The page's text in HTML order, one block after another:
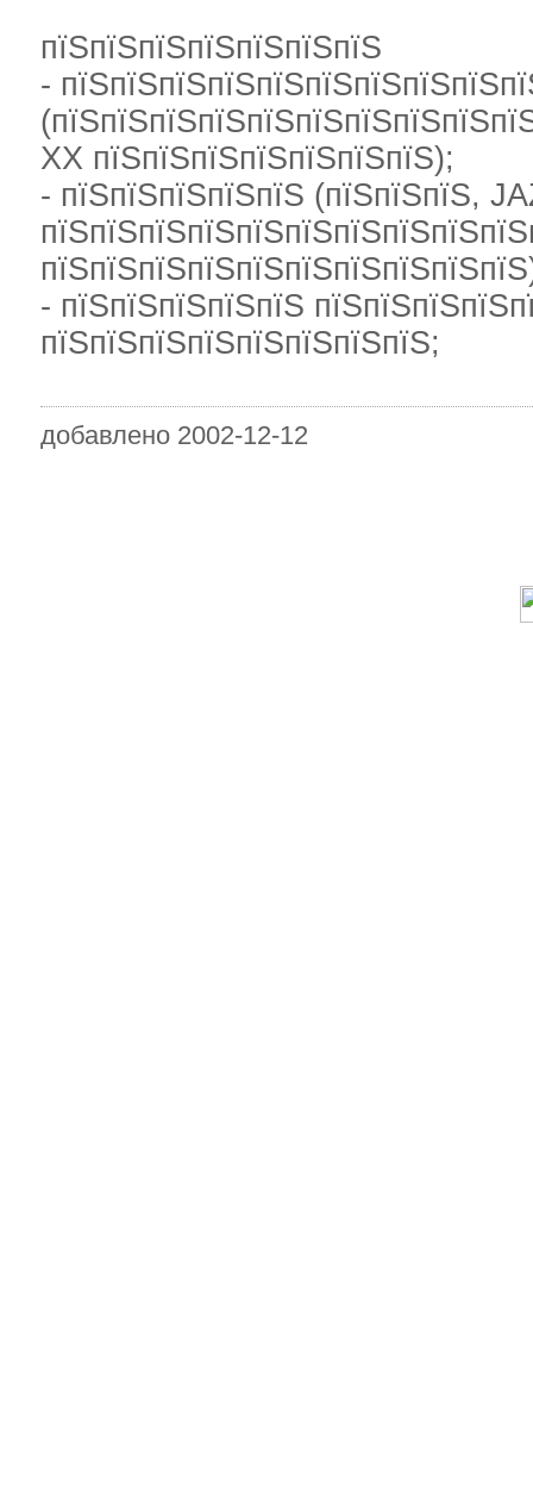
пїЅпїЅпїЅпїЅпїЅпїЅпїЅ
-
XX пїЅпїЅпїЅпїЅпїЅпїЅпїЅ);
- пїЅпїЅпїЅпїЅпїЅ (пїЅпїЅпїЅ,
- пїЅпїЅпїЅпїЅпїЅ
пїЅпїЅпїЅпїЅпїЅпїЅпїЅпїЅ;
добавлено 2002-12-12